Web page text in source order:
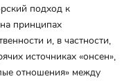
подход к
принципах
и, в частности,
источниках «онсен»,
отношения» между